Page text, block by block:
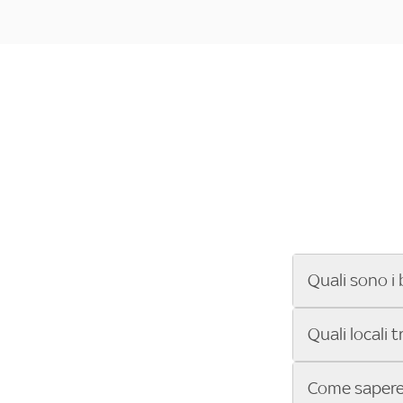
Quali sono i
Se cerchi un
ENILIVE, la
Sky Bar ti
Quali locali
Vuoi sapere
Come